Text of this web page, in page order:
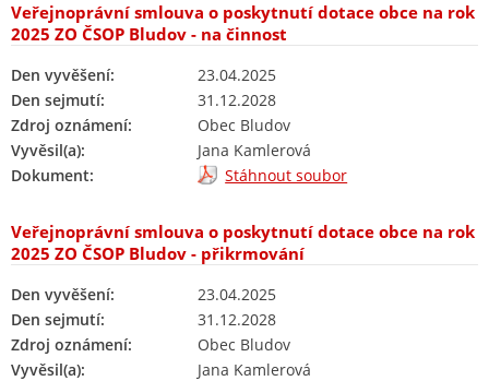
Veřejnoprávní smlouva o poskytnutí dotace obce na rok
2025 ZO ČSOP Bludov - na činnost
Den vyvěšení:
23.04.2025
Den sejmutí:
31.12.2028
Zdroj oznámení:
Obec Bludov
Vyvěsil(a):
Jana Kamlerová
Dokument:
Stáhnout soubor
Veřejnoprávní smlouva o poskytnutí dotace obce na rok
2025 ZO ČSOP Bludov - přikrmování
Den vyvěšení:
23.04.2025
Den sejmutí:
31.12.2028
Zdroj oznámení:
Obec Bludov
Vyvěsil(a):
Jana Kamlerová